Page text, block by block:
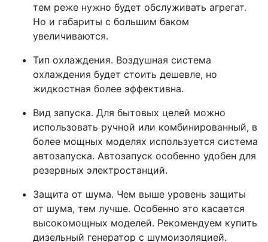
тем реже нужно будет обслуживать агрегат.
Но и габариты с большим баком
увеличиваются.
Тип охлаждения. Воздушная система
охлаждения будет стоить дешевле, но
жидкостная более эффективна.
Вид запуска. Для бытовых целей можно
использовать ручной или комбинированный, в
более мощных моделях используется система
автозапуска. Автозапуск особенно удобен для
резервных электростанций.
Защита от шума. Чем выше уровень защиты
от шума, тем лучше. Особенно это касается
высокомощных моделей. Рекомендуем купить
дизельный генератор с шумоизоляцией.